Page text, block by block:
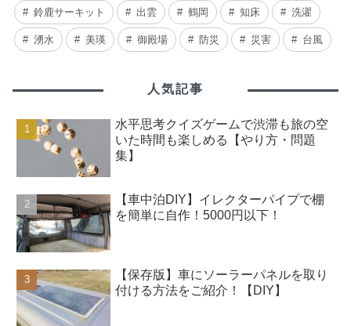
鈴鹿サーキット 出雲 鶴岡 知床 洗濯
湧水 美瑛 御殿場 防災 災害 台風
人気記事
水平思考クイズゲームで渋滞も旅の空
いた時間も楽しめる【やり方・問題
集】
【車中泊DIY】イレクターパイプで棚
を簡単に自作！5000円以下！
【保存版】車にソーラーパネルを取り
付ける方法をご紹介！【DIY】